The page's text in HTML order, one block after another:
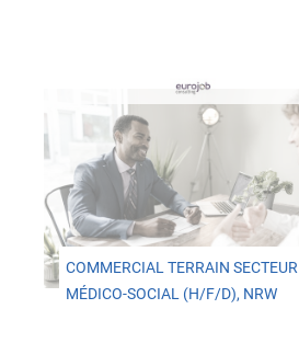
COMMERCIAL TERRAIN SECTEUR
MÉDICO-SOCIAL (H/F/D), NRW